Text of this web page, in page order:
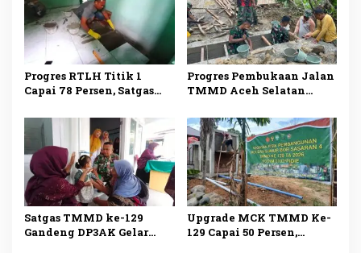
Progres RTLH Titik 1
Capai 78 Persen, Satgas
0107/Aceh Selatan Kebut
Finishing
Progres Pembukaan Jalan
TMMD Aceh Selatan
Rampungkan Pondasi
Jembatan Box
Satgas TMMD ke-129
Gandeng DP3AK Gelar
Upgrade MCK TMMD Ke-
129 Capai 50 Persen,